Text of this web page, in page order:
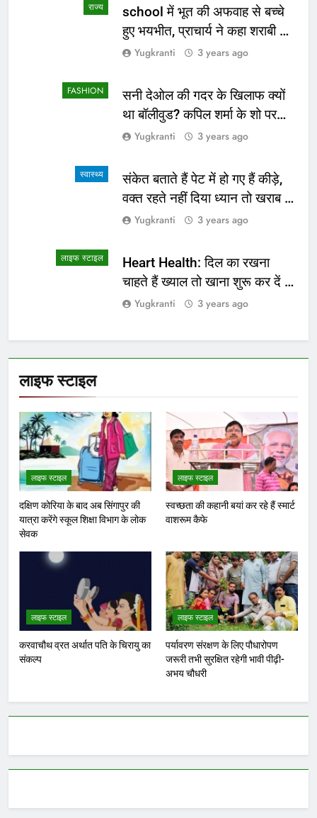
लाइफ स्टाइल
लाइफ स्टाइल
दक्षिण कोरिया के बाद अब सिंगापुर की
यात्रा करेंगे स्कूल शिक्षा विभाग के लोक
सेवक
लाइफ स्टाइल
स्वच्छता की कहानी बयां कर रहे हैं स्मार्ट
वाशरूम कैफे
लाइफ स्टाइल
करवाचौथ व्रत अर्थात पति के चिरायु का
संकल्प
लाइफ स्टाइल
पर्यावरण संरक्षण के लिए पौधारोपण
जरूरी तभी सुरक्षित रहेगी भावी पीढ़ी-
अभय चौधरी
राज्य
school में भूत की अफवाह से बच्चे
हुए भयभीत, प्राचार्य ने कहा शराबी ने
उड़ाई अफवाह
Yugkranti 3 years ago
FASHION
सनी देओल की गदर के खिलाफ क्यों
था बॉलीवुड? कपिल शर्मा के शो पर
सामने आई सच्चाई
Yugkranti 3 years ago
स्वास्थ्य
संकेत बताते हैं पेट में हो गए हैं कीड़े,
वक्त रहते नहीं दिया ध्यान तो खराब हो
जाएगी हालत
Yugkranti 3 years ago
लाइफ स्टाइल
Heart Health: दिल का रखना
चाहते हैं ख्याल तो खाना शुरू कर दें ये
4 चीजें
Yugkranti 3 years ago